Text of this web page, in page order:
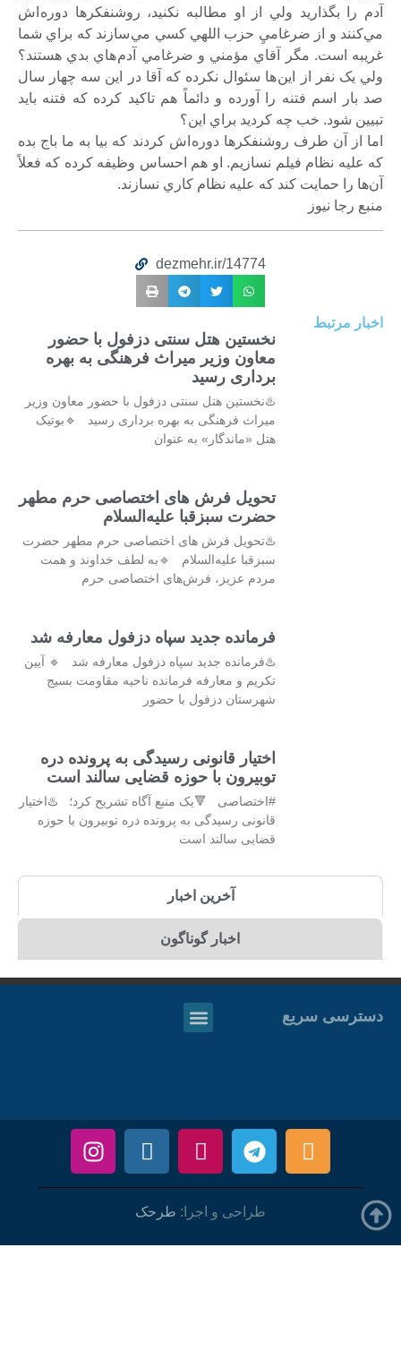
آدم را بگذاريد ولي از او مطالبه نکنيد، روشنفکر‌ها دوره اش
مي‌کنند و از ضرغاميِ حزب اللهي کسي مي‌ سازند که براي شما
غريبه است. مگر آقاي مؤمني و ضرغامي آدم هاي بدي هستند؟
ولي يک نفر از اين ‌ها سئوال نکرده که آقا در اين سه چهار سال
صد بار اسم فتنه را آورده و دائماً هم تاکيد کرده که فتنه بايد
تبيين شود. خب چه کرديد براي اين؟
اما از آن طرف روشنفکر‌ها دوره اش کردند که بيا به ما باج بده
که عليه نظام فيلم نسازيم. او هم احساس وظيفه کرده که فعلاً
آن‌ها را حمايت کند که عليه نظام کاري نسازند.
منبع رجا نیوز
dezmehr.ir/14774
اخبار مرتبط
نخستین هتل سنتی دزفول با حضور
معاون وزیر میراث فرهنگی به بهره
برداری رسید
♨️نخستین هتل سنتی دزفول با حضور معاون وزیر
میراث فرهنگی به بهره برداری رسید 🔹بوتیک
هتل «ماندگار» به عنوان
تحویل فرش های اختصاصی حرم مطهر
حضرت سبزقبا علیه‌السلام
♨️تحویل فرش های اختصاصی حرم مطهر حضرت
سبزقبا علیه‌السلام 🔹به لطف خداوند و همت
مردم عزیز، فرش‌های اختصاصی حرم
فرمانده جدید سپاه دزفول معارفه شد
♨️فرمانده جدید سپاه دزفول معارفه شد 🔹 آیین
تکریم و معارفه فرمانده ناحیه مقاومت بسیج
شهرستان دزفول با حضور
اختیار قانونی رسیدگی به پرونده دره
توبیرون با حوزه قضایی سالند است
#اختصاصی 🔻یک منبع آگاه تشریح کرد؛ ♨️اختیار
قانونی رسیدگی به پرونده دره توبیرون با حوزه
قضایی سالند است
آخرین اخبار
اخبار گوناگون
دسترسی سریع
طراحی و اجرا: طرحک